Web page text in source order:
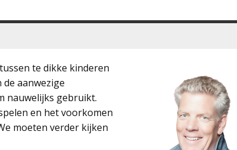
te dikke kinderen
aanwezige
nauwelijks gebruikt.
en het voorkomen
moeten verder kijken